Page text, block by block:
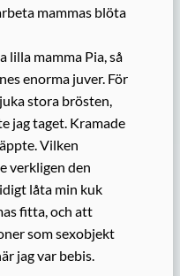
mammas blöta
lilla mamma Pia, så
enorma juver. För
stora brösten,
jag taget. Kramade
Vilken
verkligen den
låta min kuk
fitta, och att
som sexobjekt
jag var bebis.